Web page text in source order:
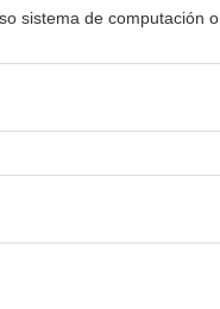
sistema de computación o